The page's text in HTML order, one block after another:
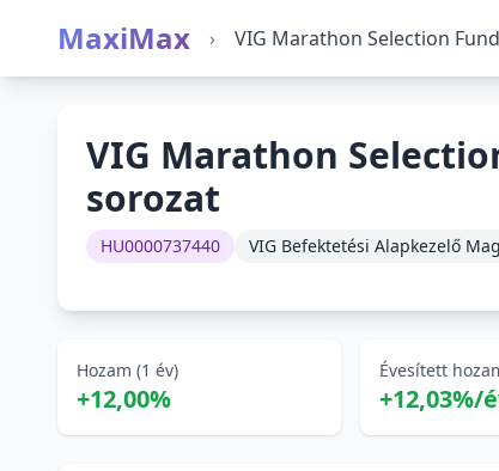
MaxiMax › VIG Marathon Selection
VIG Marathon
sorozat
HU0000737440 VIG Befektetési Alapkezelő
Hozam (1 év)
+12,00%
Évesített
+12,03%/